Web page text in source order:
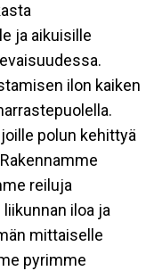
ja aikuisille
ilon kaiken
polun kehittyä
reiluja
iloa ja
mittaiselle
pyrimme